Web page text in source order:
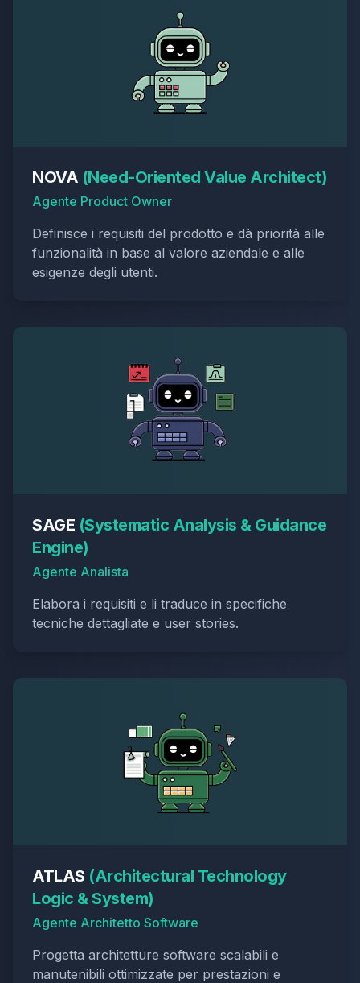
NOVA (Need-Oriented Value Architect)
Agente Product Owner
Definisce i requisiti del prodotto e dà priorità alle
funzionalità in base al valore aziendale e alle
esigenze degli utenti.
SAGE (Systematic Analysis & Guidance
Engine)
Agente Analista
Elabora i requisiti e li traduce in specifiche
tecniche dettagliate e user stories.
ATLAS (Architectural Technology
Logic & System)
Agente Architetto Software
Progetta architetture software scalabili e
manutenibili ottimizzate per prestazioni e